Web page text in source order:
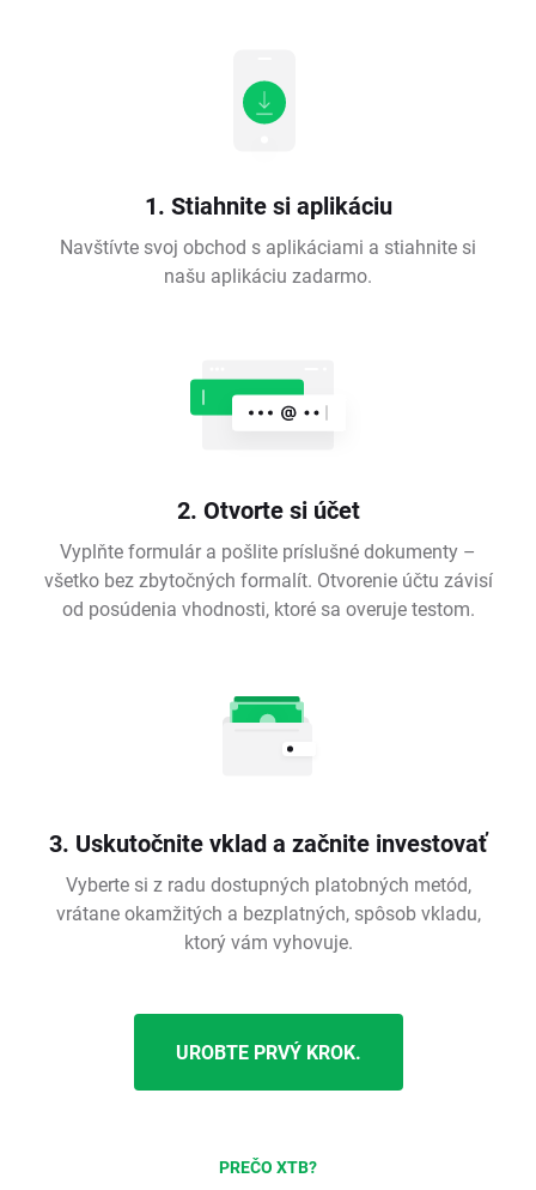
1. Stiahnite si aplikáciu
Navštívte svoj obchod s aplikáciami a stiahnite si
našu aplikáciu zadarmo.
2. Otvorte si účet
Vyplňte formulár a pošlite príslušné dokumenty –
všetko bez zbytočných formalít. Otvorenie účtu závisí
od posúdenia vhodnosti, ktoré sa overuje testom.
3. Uskutočnite vklad a začnite investovať
Vyberte si z radu dostupných platobných metód,
vrátane okamžitých a bezplatných, spôsob vkladu,
ktorý vám vyhovuje.
UROBTE PRVÝ KROK.
PREČO XTB?